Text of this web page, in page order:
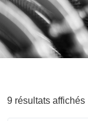
9 résultats affichés